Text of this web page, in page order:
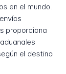
en el mundo.
proporciona
el destino